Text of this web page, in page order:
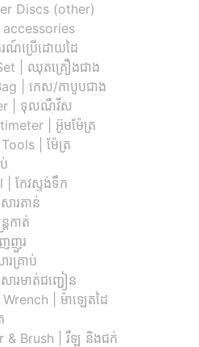
Discs (other)
ណ៍ប្រើដោយដៃ
| ឈុតគ្រឿងជាង
| កេស/កាបូបជាង
| ទុលណឺវីស
| អ៊ូមម៉ែត្រ
| ម៉ែត្រ
កែវស្ទង់ទឹក
រតាន់
កាត់
ញួរ
គ្រាប់
រមាត់ជញ្ជៀន
|​ ម៉ាឡេតដៃ
& Brush | រឺឡូ និងជក់